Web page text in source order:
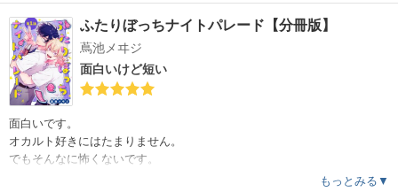
ふたりぼっちナイトパレード【分冊版】
蔦池メヰジ
面白いけど短い
面白いです。
オカルト好きにはたまりません。
でもそんなに怖くないです。
もっとみる▼